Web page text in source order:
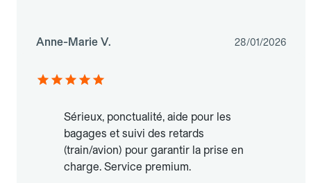
Anne-Marie V. 28/01/2026
Sérieux, ponctualité, aide pour les
bagages et suivi des retards
(train/avion) pour garantir la prise en
charge. Service premium.